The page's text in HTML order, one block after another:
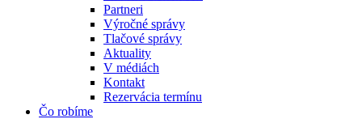
Partneri
Výročné správy
Tlačové správy
Aktuality
V médiách
Kontakt
Rezervácia termínu
Čo robíme